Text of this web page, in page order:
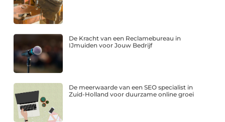
De Kracht van een Reclamebureau in
IJmuiden voor Jouw Bedrijf
De meerwaarde van een SEO specialist in
Zuid-Holland voor duurzame online groei